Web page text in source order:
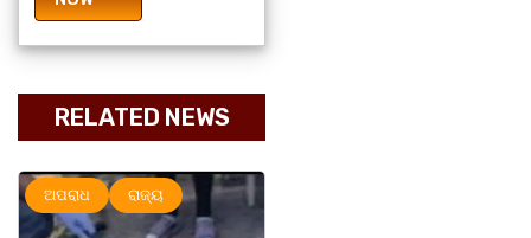
RELATED NEWS
ଅପରାଧ ରାଜ୍ୟ